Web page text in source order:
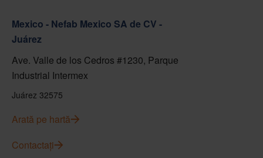
Mexico - Nefab Mexico SA de CV -
Juárez
Ave. Valle de los Cedros #1230, Parque
Industrial Intermex
Juárez 32575
Arată pe hartă
Contactați